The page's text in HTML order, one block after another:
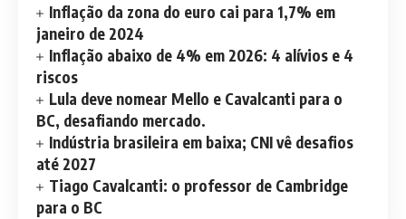
Inflação da zona do euro cai para 1,7% em
janeiro de 2024
Inflação abaixo de 4% em 2026: 4 alívios e 4
riscos
Lula deve nomear Mello e Cavalcanti para o
BC, desafiando mercado.
Indústria brasileira em baixa; CNI vê desafios
até 2027
Tiago Cavalcanti: o professor de Cambridge
para o BC